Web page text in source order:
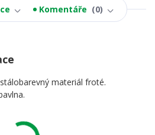
Komentáře 0
materiál froté.